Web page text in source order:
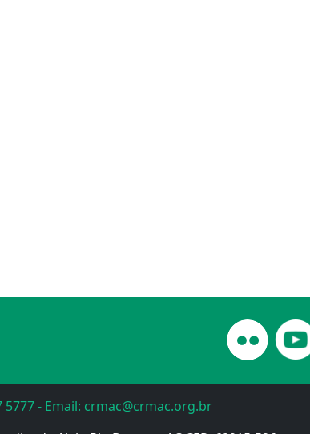
5777 - Email: crmac@crmac.org.br